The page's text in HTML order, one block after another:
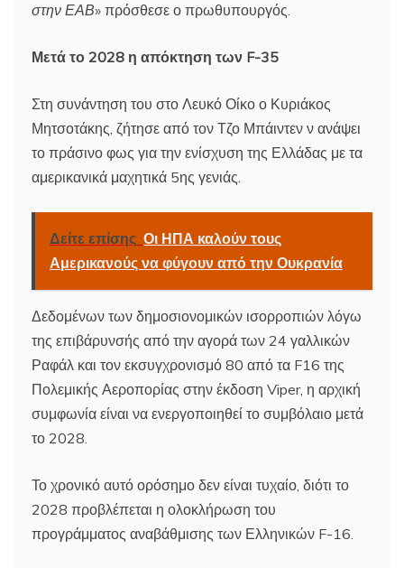
στην ΕΑΒ» πρόσθεσε ο πρωθυπουργός.
Μετά το 2028 η απόκτηση των F-35
Στη συνάντηση του στο Λευκό Οίκο ο Κυριάκος
Μητσοτάκης, ζήτησε από τον Τζο Μπάιντεν ν ανάψει
το πράσινο φως για την ενίσχυση της Ελλάδας με τα
αμερικανικά μαχητικά 5ης γενιάς.
Δείτε επίσης Οι ΗΠΑ καλούν τους
Αμερικανούς να φύγουν από την Ουκρανία
Δεδομένων των δημοσιονομικών ισορροπιών λόγω
της επιβάρυνσής από την αγορά των 24 γαλλικών
Ραφάλ και τον εκσυγχρονισμό 80 από τα F16 της
Πολεμικής Αεροπορίας στην έκδοση Viper, η αρχική
συμφωνία είναι να ενεργοποιηθεί το συμβόλαιο μετά
το 2028.
Το χρονικό αυτό ορόσημο δεν είναι τυχαίο, διότι το
2028 προβλέπεται η ολοκλήρωση του
προγράμματος αναβάθμισης των Ελληνικών F-16.